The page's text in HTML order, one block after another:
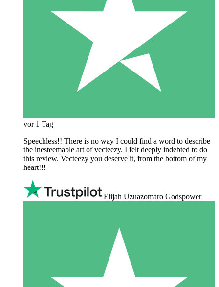
vor 1 Tag
Speechless!! There is no way I could find a word to describe
the inesteemable art of vecteezy. I felt deeply indebted to do
this review. Vecteezy you deserve it, from the bottom of my
heart!!!
Elijah Uzuazomaro Godspower